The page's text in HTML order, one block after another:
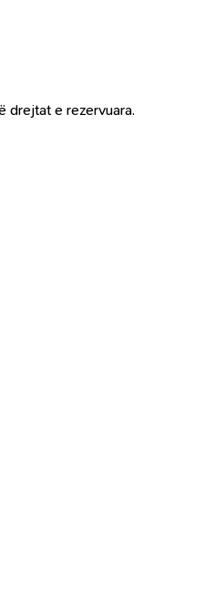
drejtat e rezervuara.